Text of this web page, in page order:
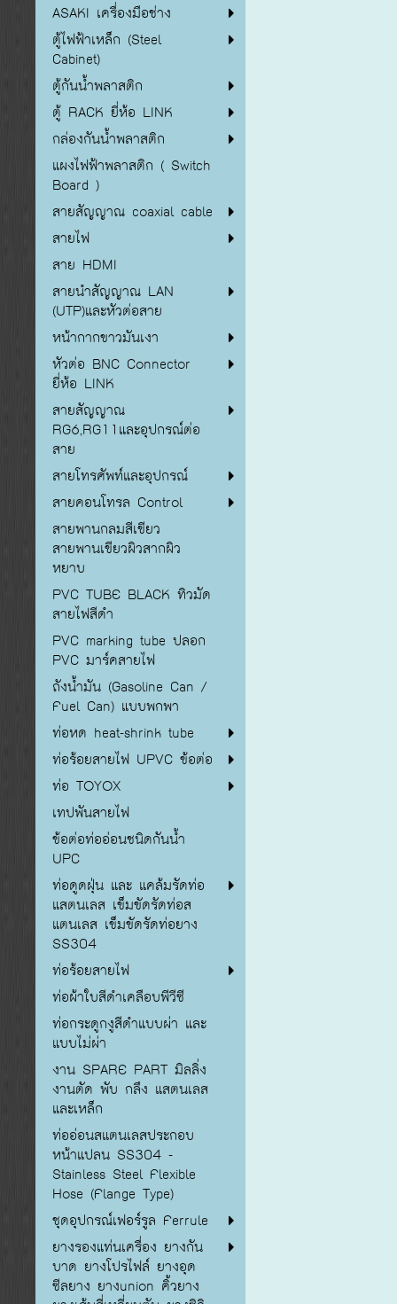
ASAKI เครื่องมือช่าง
ตู้ไฟฟ้าเหล็ก (Steel
Cabinet)
ตู้กันน้ำพลาสติก
ตู้ RACK ยี่ห้อ LINK
กล่องกันน้ำพลาสติก
แผงไฟฟ้าพลาสติก ( Switch
Board )
สายสัญญาณ coaxial cable
สายไฟ
สาย HDMI
สายนำสัญญาณ LAN
(UTP)และหัวต่อสาย
หน้ากากขาวมันเงา
หัวต่อ BNC Connector
ยี่ห้อ LINK
สายสัญญาณ
RG6,RG11และอุปกรณ์ต่อ
สาย
สายโทรศัพท์และอุปกรณ์
สายคอนโทรล Control
สายพานกลมสีเขียว
สายพานเขียวผิวสากผิว
หยาบ
PVC TUBE BLACK ทิวมัด
สายไฟสีดำ
PVC marking tube ปลอก
PVC มาร์คสายไฟ
ถังน้ำมัน (Gasoline Can /
Fuel Can) แบบพกพา
ท่อหด heat-shrink tube
ท่อร้อยสายไฟ UPVC ข้อต่อ
ท่อ TOYOX
เทปพันสายไฟ
ข้อต่อท่ออ่อนชนิดกันน้ำ
UPC
ท่อดูดฝุ่น และ แคล้มรัดท่อ
แสตนเลส เข็มขัดรัดท่อส
แตนเลส เข็มขัดรัดท่อยาง
SS304
ท่อร้อยสายไฟ
ท่อผ้าใบสีดำเคลือบพีวีซี
ท่อกระดูกงูสีดำแบบผ่า และ
แบบไม่ผ่า
งาน SPARE PART มิลลิ่ง
งานตัด พับ กลึง แสตนเลส
และเหล็ก
ท่ออ่อนสแตนเลสประกอบ
หน้าแปลน SS304 -
Stainless Steel Flexible
Hose (Flange Type)
ชุดอุปกรณ์เฟอร์รูล Ferrule
ยางรองแท่นเครื่อง ยางกัน
บาด ยางโปรไฟล์ ยางอุด
ซีลยาง ยางunion คิ้วยาง